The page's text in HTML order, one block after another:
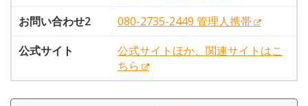
お問い合わせ2
080-2735-2449 管理人携帯
公式サイト
公式サイトほか、関連サイトはこ
ちら